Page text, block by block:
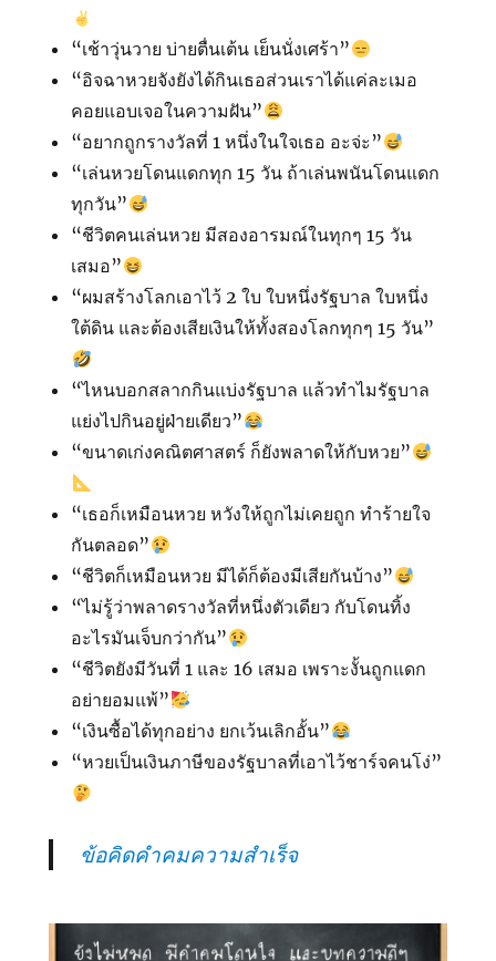
“เช้าวุ่นวาย บ่ายตื่นเต้น เย็นนั่งเศร้า”
“อิจฉาหวยจังยังได้กินเธอส่วนเราได้แค่ละเมอ
คอยแอบเจอในความฝัน”
“อยากถูกรางวัลที่ 1 หนึ่งในใจเธอ อะจ่ะ”
“เล่นหวยโดนแดกทุก 15 วัน ถ้าเล่นพนันโดนแดก
ทุกวัน”
“ชีวิตคนเล่นหวย มีสองอารมณ์ในทุกๆ 15 วัน
เสมอ”
“ผมสร้างโลกเอาไว้ 2 ใบ ใบหนึ่งรัฐบาล ใบหนึ่ง
ใต้ดิน และต้องเสียเงินให้ทั้งสองโลกทุกๆ 15 วัน”
“ไหนบอกสลากกินแบ่งรัฐบาล แล้วทำไมรัฐบาล
แย่งไปกินอยู่ฝ่ายเดียว”
“ขนาดเก่งคณิตศาสตร์ ก็ยังพลาดให้กับหวย”
“เธอก็เหมือนหวย หวังให้ถูกไม่เคยถูก ทำร้ายใจ
กันตลอด”
“ชีวิตก็เหมือนหวย มีได้ก็ต้องมีเสียกันบ้าง”
“ไม่รู้ว่าพลาดรางวัลที่หนึ่งตัวเดียว กับโดนทิ้ง
อะไรมันเจ็บกว่ากัน”
“ชีวิตยังมีวันที่ 1 และ 16 เสมอ เพราะงั้นถูกแดก
อย่ายอมแพ้”
“เงินซื้อได้ทุกอย่าง ยกเว้นเลิกอั้น”
“หวยเป็นเงินภาษีของรัฐบาลที่เอาไว้ชาร์จคนโง่”
ข้อคิดคำคมความสำเร็จ